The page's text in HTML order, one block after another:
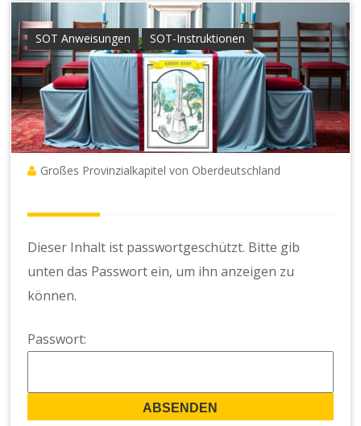
SOT Anweisungen SOT-Instruktionen
Großes Provinzialkapitel von Oberdeutschland
Dieser Inhalt ist passwortgeschützt. Bitte gib
unten das Passwort ein, um ihn anzeigen zu
können.
Passwort: